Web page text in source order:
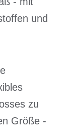
und
zu
Größe -